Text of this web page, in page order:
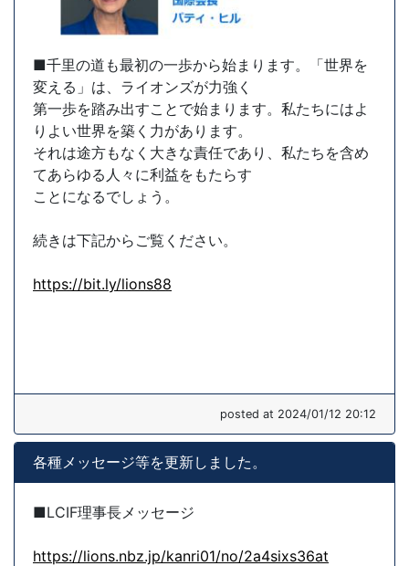
■千里の道も最初の一歩から始まります。「世界を
変える」は、ライオンズが力強く
第一歩を踏み出すことで始まります。私たちにはよ
りよい世界を築く力があります。
それは途方もなく大きな責任であり、私たちを含め
てあらゆる人々に利益をもたらす
ことになるでしょう。
続きは下記からご覧ください。
https://bit.ly/lions88
posted at 2024/01/12 20:12
各種メッセージ等を更新しました。
■LCIF理事長メッセージ
https://lions.nbz.jp/kanri01/no/2a4sixs36at